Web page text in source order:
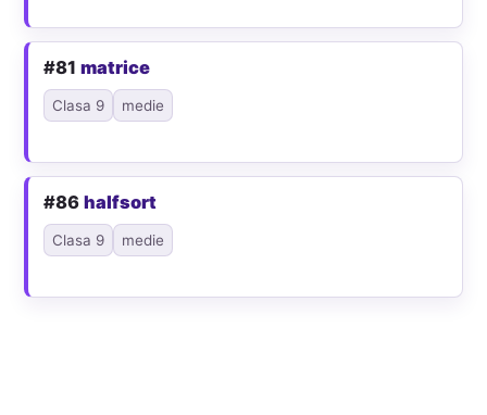
#81matrice
Clasa 9 medie
#86halfsort
Clasa 9 medie